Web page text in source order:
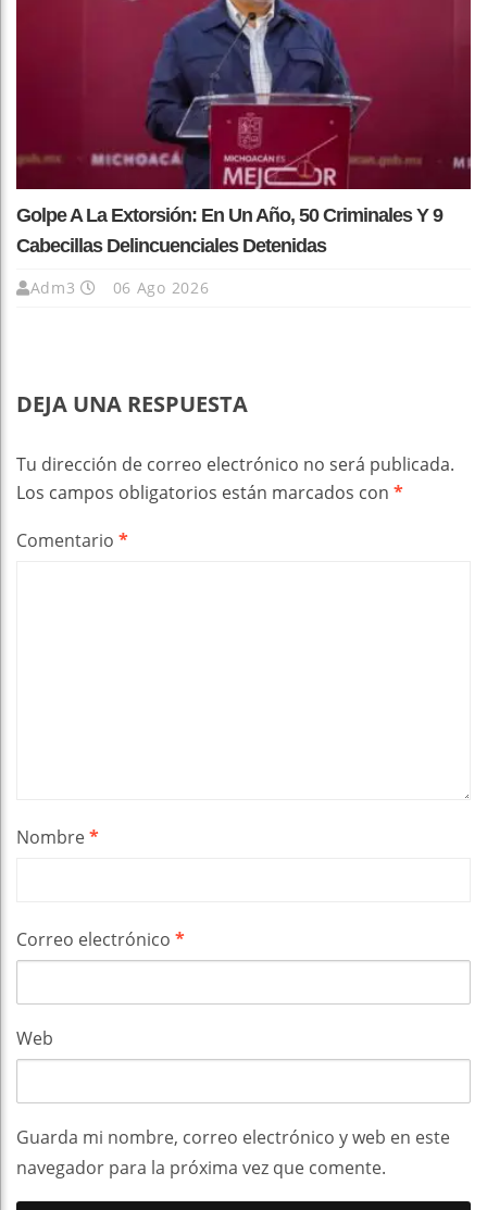
Golpe A La Extorsión: En Un Año, 50 Criminales Y 9
Cabecillas Delincuenciales Detenidas
Adm3 06 Ago 2026
DEJA UNA RESPUESTA
Tu dirección de correo electrónico no será publicada.
Los campos obligatorios están marcados con *
Comentario *
Nombre*
Correo electrónico *
Web
Guarda mi nombre, correo electrónico y web en este
navegador para la próxima vez que comente.